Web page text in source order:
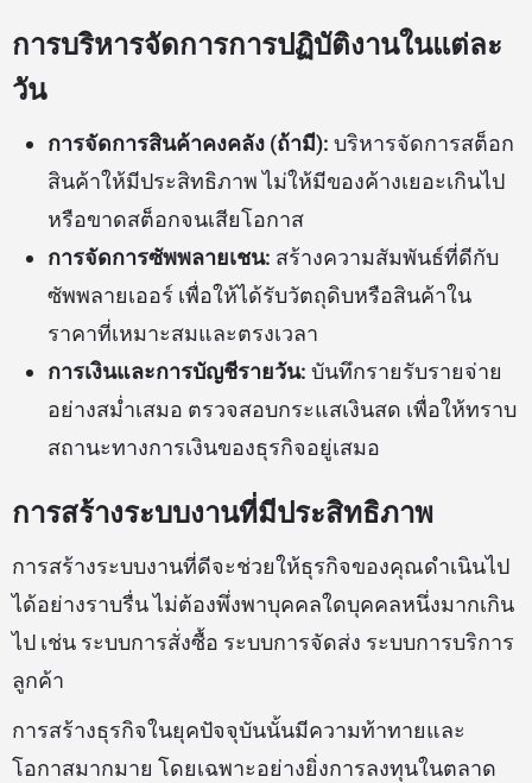
การบริหารจัดการการปฏิบัติงานในแต่ละ
วัน
การจัดการสินค้าคงคลัง (ถ้ามี): บริหารจัดการสต็อก
สินค้าให้มีประสิทธิภาพ ไม่ให้มีของค้างเยอะเกินไป
หรือขาดสต็อกจนเสียโอกาส
การจัดการซัพพลายเชน: สร้างความสัมพันธ์ที่ดีกับ
ซัพพลายเออร์ เพื่อให้ได้รับวัตถุดิบหรือสินค้าใน
ราคาที่เหมาะสมและตรงเวลา
การเงินและการบัญชีรายวัน: บันทึกรายรับรายจ่าย
อย่างสม่ำเสมอ ตรวจสอบกระแสเงินสด เพื่อให้ทราบ
สถานะทางการเงินของธุรกิจอยู่เสมอ
การสร้างระบบงานที่มีประสิทธิภาพ
การสร้างระบบงานที่ดีจะช่วยให้ธุรกิจของคุณดำเนินไป
ได้อย่างราบรื่น ไม่ต้องพึ่งพาบุคคลใดบุคคลหนึ่งมากเกิน
ไป เช่น ระบบการสั่งซื้อ ระบบการจัดส่ง ระบบการบริการ
ลูกค้า
การสร้างธุรกิจในยุคปัจจุบันนั้นมีความท้าทายและ
โอกาสมากมาย โดยเฉพาะอย่างยิ่งการลงทุนในตลาด